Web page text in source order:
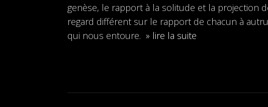
genèse, le rapport à la solitude et la projection
regard différent sur le rapport de chacun à
qui nous entoure.» lire la suite